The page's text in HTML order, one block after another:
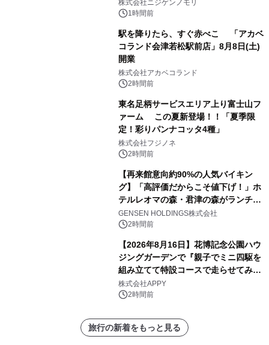
ネムネ～大作戦！」始動
株式会社ニジゲンノモリ
1時間前
駅を降りたら、すぐ赤べこ 「アカベ
コランド会津若松駅前店」8月8日(土)
開業
株式会社アカベコランド
2時間前
東名足柄サービスエリア上り富士山フ
ァーム この夏新登場！！「夏季限
定！彩りパンナコッタ4種」
株式会社フジノネ
2時間前
【再来館意向約90%の人気バイキン
グ】「高評価だからこそ値下げ！」ホ
テルレオマの森・君津の森がランチバ
イキングの価格改定&繁忙日料金撤廃
を実施
GENSEN HOLDINGS株式会社
2時間前
【2026年8月16日】花博記念公園ハウ
ジングガーデンで『親子でミニ四駆を
組み立てて特設コースで走らせてみよ
う！』を開催
株式会社APPY
2時間前
旅行の新着をもっと見る